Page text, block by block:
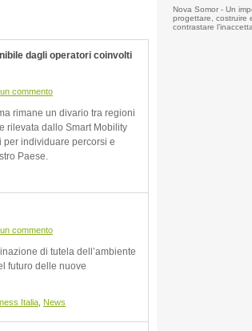
dagli operatori coinvolti
commento
rimane un divario tra regioni
rilevata dallo Smart Mobility
per individuare percorsi e
Paese.
commento
di tutela dell’ambiente
futuro delle nuove
Italia News
Nova Somor - Un
progettare, costruire
contrastare